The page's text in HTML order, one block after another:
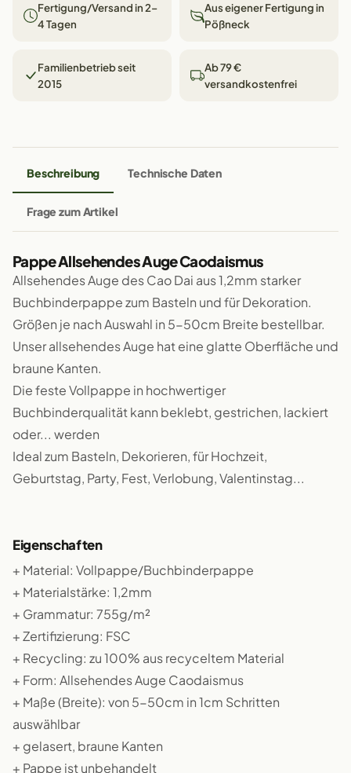
Fertigung/Versand in 2–
4 Tagen
Aus eigener Fertigung in
Pößneck
Familienbetrieb seit
2015
Ab 79 €
versandkostenfrei
Beschreibung Technische Daten
Frage zum Artikel
Pappe Allsehendes Auge Caodaismus
Allsehendes Auge des Cao Dai aus 1,2mm starker
Buchbinderpappe zum Basteln und für Dekoration.
Größen je nach Auswahl in 5-50cm Breite bestellbar.
Unser allsehendes Auge hat eine glatte Oberfläche und
braune Kanten.
Die feste Vollpappe in hochwertiger
Buchbinderqualität kann beklebt, gestrichen, lackiert
oder... werden
Ideal zum Basteln, Dekorieren, für Hochzeit,
Geburtstag, Party, Fest, Verlobung, Valentinstag...
Eigenschaften
+ Material: Vollpappe/Buchbinderpappe
+ Materialstärke: 1,2mm
+ Grammatur: 755g/m²
+ Zertifizierung: FSC
+ Recycling: zu 100% aus recyceltem Material
+ Form: Allsehendes Auge Caodaismus
+ Maße (Breite): von 5-50cm in 1cm Schritten
auswählbar
+ gelasert, braune Kanten
+ Pappe ist unbehandelt